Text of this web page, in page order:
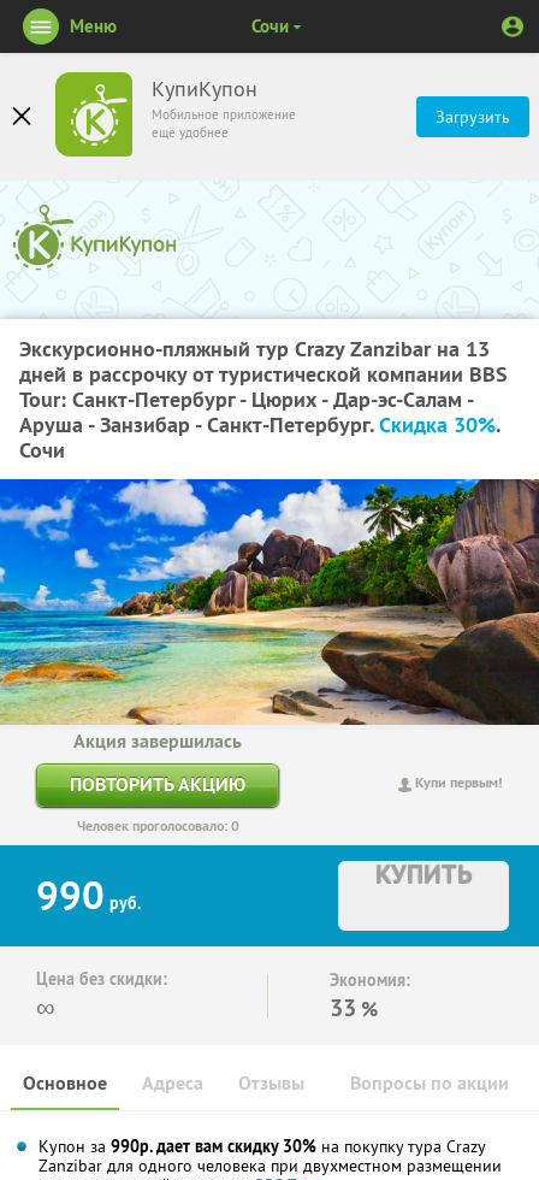
КупиКупон
Мобильное приложение
ещё удобнее
Загрузить
Меню Сочи
Экскурсионно-пляжный тур Crazy Zanzibar на 13
дней в рассрочку от туристической компании BBS
Tour: Санкт-Петербург - Цюрих - Дар-эс-Салам -
Аруша - Занзибар - Санкт-Петербург.Скидка 30%.
Сочи
Купи первым!
Акция завершилась
ПОВТОРИТЬ АКЦИЮ
Человек проголосовало: 0
990 руб.
КУПИТЬ
Цена без скидки:
∞
Экономия:
33 %
Основное Отзывы Вопросы по акции
Адреса
Купон за 990р. дает вам скидку 30% на покупку тура Crazy
Zanzibar для одного человека при двухместном размещении